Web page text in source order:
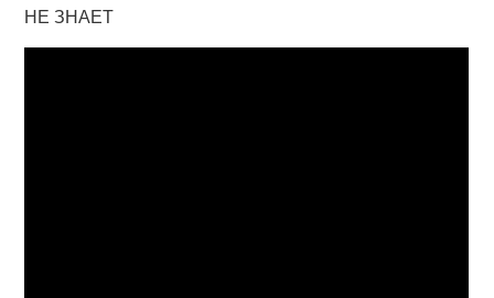
НЕ ЗНАЕТ